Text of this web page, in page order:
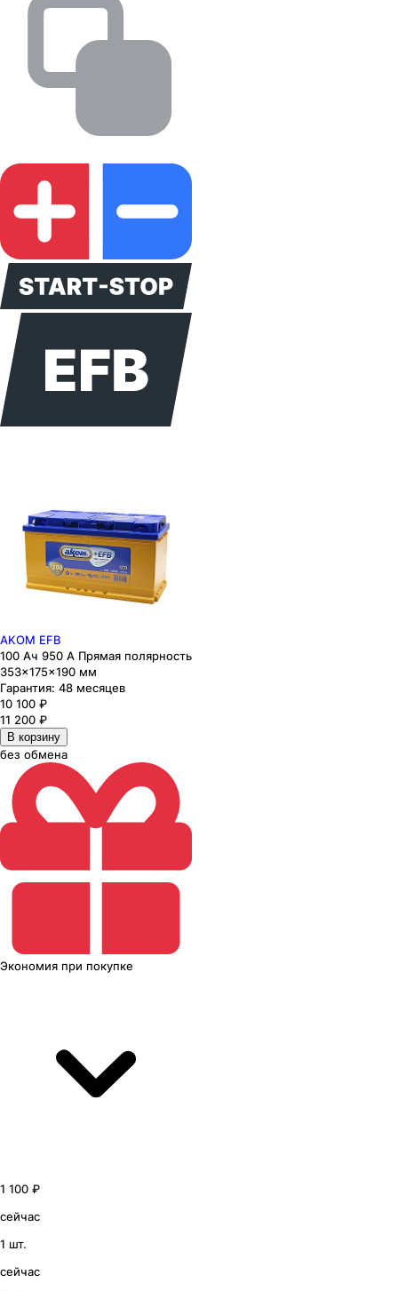
AKOM EFB
100 Ач 950 А Прямая полярность
353×175×190 мм
Гарантия: 48 месяцев
10 100 ₽
11 200 ₽
В корзину
без обмена
Экономия при покупке
1 100 ₽
сейчас
1 шт.
сейчас